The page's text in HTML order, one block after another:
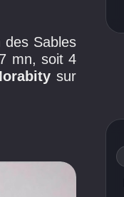
des Sables
mn, soit 4
sur